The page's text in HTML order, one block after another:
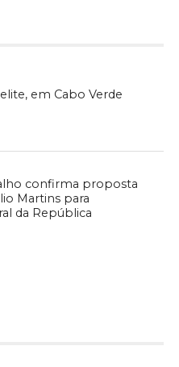
em Cabo Verde
confirma proposta
Martins para
da República